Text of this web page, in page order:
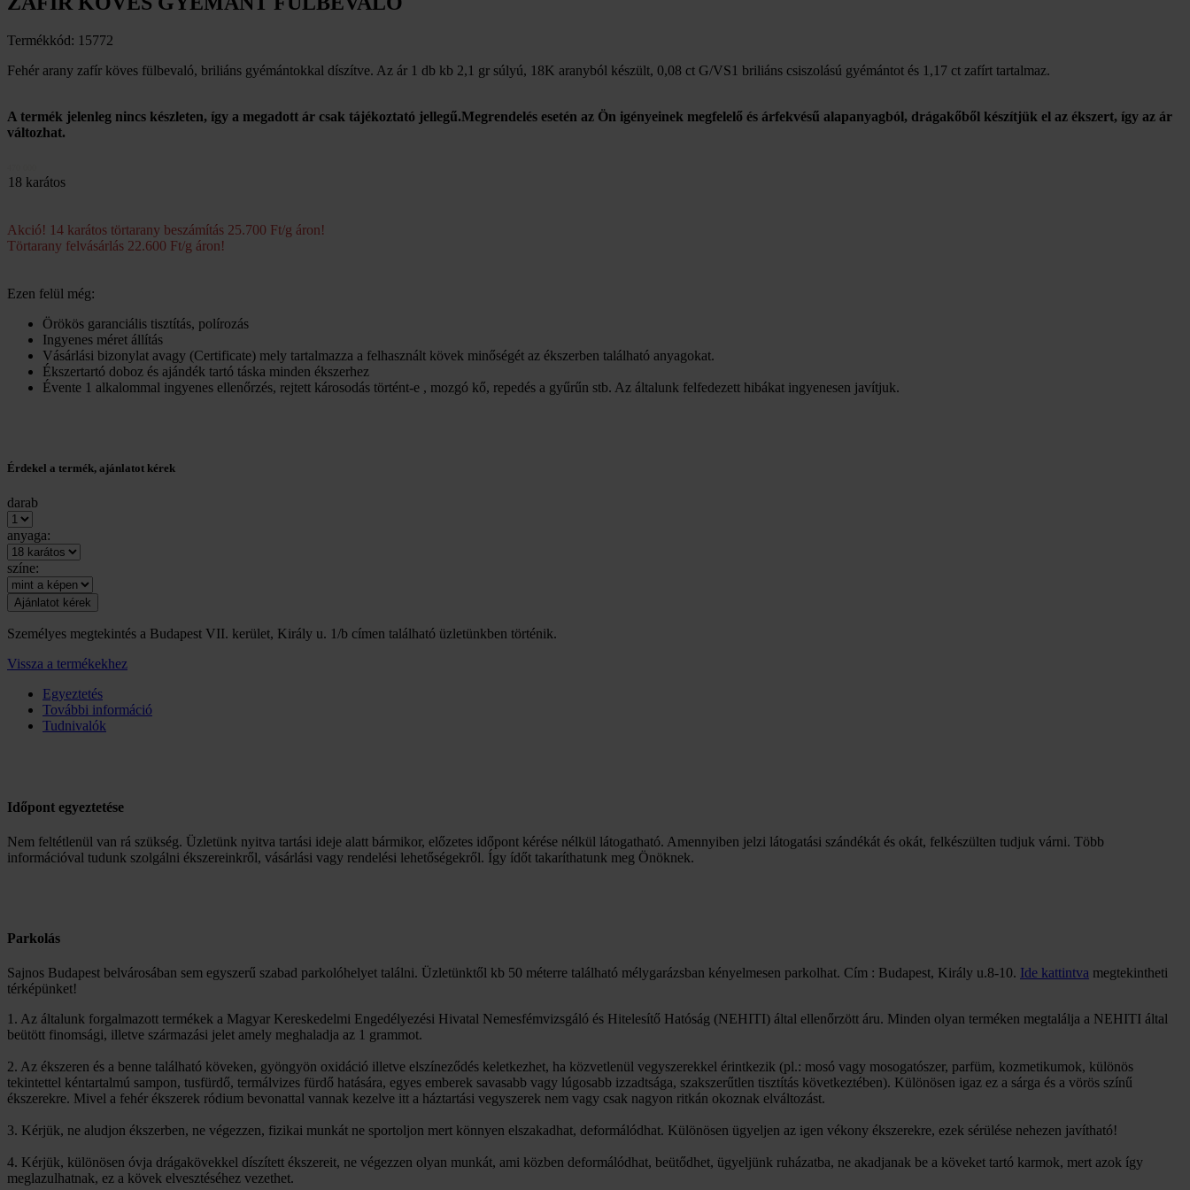
Termékkód: 15772
Fehér arany zafír köves fülbevaló, briliáns gyémántokkal díszítve. Az ár 1 db kb 2,1 gr súlyú, 18K aranyból készült, 0,08 ct G/VS1 briliáns csiszolású gyémántot és 1,17 ct zafírt tartalmaz.
A termék jelenleg nincs készleten, így a megadott ár csak tájékoztató jellegű.Megrendelés esetén az Ön igényeinek megfelelő és árfekvésű alapanyagból, drágakőből készítjük el az ékszert, így az ár
változhat.
18 karátos
Akció! 14 karátos törtarany beszámítás 25.700 Ft/g áron!
Törtarany felvásárlás 22.600 Ft/g áron!
Ezen felül még:
Örökös garanciális tisztítás, polírozás
Ingyenes méret állítás
Vásárlási bizonylat avagy (Certificate) mely tartalmazza a felhasznált kövek minőségét az ékszerben található anyagokat.
Ékszertartó doboz és ajándék tartó táska minden ékszerhez
Évente 1 alkalommal ingyenes ellenőrzés, rejtett károsodás történt-e , mozgó kő, repedés a gyűrűn stb. Az általunk felfedezett hibákat ingyenesen javítjuk.
Érdekel a termék, ajánlatot kérek
darab
anyaga:
színe:
Személyes megtekintés a Budapest VII. kerület, Király u. 1/b címen található üzletünkben történik.
Vissza a termékekhez
Egyeztetés
További információ
Tudnivalók
Időpont egyeztetése
Nem feltétlenül van rá szükség. Üzletünk nyitva tartási ideje alatt bármikor, előzetes időpont kérése nélkül látogatható. Amennyiben jelzi látogatási szándékát és okát, felkészülten tudjuk várni. Több
információval tudunk szolgálni ékszereinkről, vásárlási vagy rendelési lehetőségekről. Így ídőt takaríthatunk meg Önöknek.
Parkolás
Sajnos Budapest belvárosában sem egyszerű szabad parkolóhelyet találni. Üzletünktől kb 50 méterre található mélygarázsban kényelmesen parkolhat. Cím : Budapest, Király u.8-10. Ide kattintva megtekintheti
térképünket!
1. Az általunk forgalmazott termékek a Magyar Kereskedelmi Engedélyezési Hivatal Nemesfémvizsgáló és Hitelesítő Hatóság (NEHITI) által ellenőrzött áru. Minden olyan terméken megtalálja a NEHITI által
beütött finomsági, illetve származási jelet amely meghaladja az 1 grammot.
2. Az ékszeren és a benne található köveken, gyöngyön oxidáció illetve elszíneződés keletkezhet, ha közvetlenül vegyszerekkel érintkezik (pl.: mosó vagy mosogatószer, parfüm, kozmetikumok, különös
tekintettel kéntartalmú sampon, tusfürdő, termálvizes fürdő hatására, egyes emberek savasabb vagy lúgosabb izzadtsága, szakszerűtlen tisztítás következtében). Különösen igaz ez a sárga és a vörös színű
ékszerekre. Mivel a fehér ékszerek ródium bevonattal vannak kezelve itt a háztartási vegyszerek nem vagy csak nagyon ritkán okoznak elváltozást.
3. Kérjük, ne aludjon ékszerben, ne végezzen, fizikai munkát ne sportoljon mert könnyen elszakadhat, deformálódhat. Különösen ügyeljen az igen vékony ékszerekre, ezek sérülése nehezen javítható!
4. Kérjük, különösen óvja drágakövekkel díszített ékszereit, ne végezzen olyan munkát, ami közben deformálódhat, beütődhet, ügyeljünk ruházatba, ne akadjanak be a köveket tartó karmok, mert azok így
meglazulhatnak, ez a kövek elvesztéséhez vezethet.